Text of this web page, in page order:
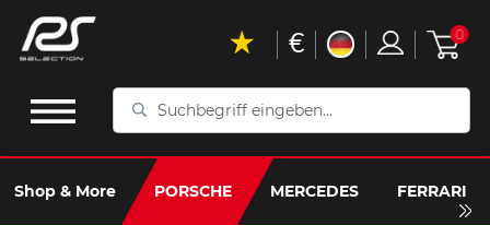
Suchbegriff
Shop & More PORSCHE MERCEDES FERRARI
€ 0